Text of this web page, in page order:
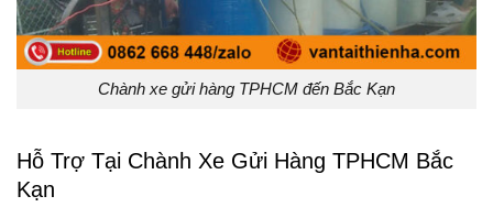
Chành xe gửi hàng TPHCM đến Bắc Kạn
Hỗ Trợ Tại Chành Xe Gửi Hàng TPHCM Bắc
Kạn